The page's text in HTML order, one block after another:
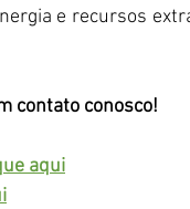
e recursos
contato conosco!
aqui